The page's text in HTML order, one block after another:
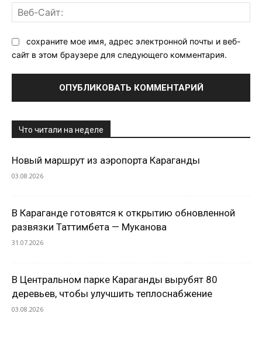
сохраните мое имя, адрес электронной почты и веб-
сайт в этом браузере для следующего комментария.
Что читали на неделе
Новый маршрут из аэропорта Караганды
03.08.2026
В Караганде готовятся к открытию обновленной
развязки Таттимбета — Муканова
31.07.2026
В Центральном парке Караганды вырубят 80
деревьев, чтобы улучшить теплоснабжение
03.08.2026